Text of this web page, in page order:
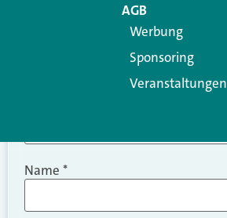
Name *
AGB
Werbung
Sponsoring
Veranstaltungen